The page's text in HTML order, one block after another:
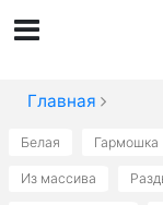
Главная
Белая Гармошка
Из массива